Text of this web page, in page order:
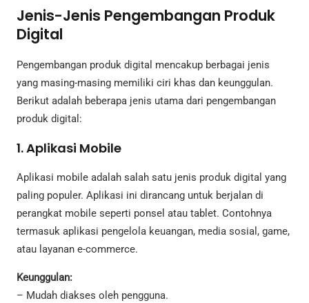
Jenis-Jenis Pengembangan Produk
Digital
Pengembangan produk digital mencakup berbagai jenis
yang masing-masing memiliki ciri khas dan keunggulan.
Berikut adalah beberapa jenis utama dari pengembangan
produk digital:
1. Aplikasi Mobile
Aplikasi mobile adalah salah satu jenis produk digital yang
paling populer. Aplikasi ini dirancang untuk berjalan di
perangkat mobile seperti ponsel atau tablet. Contohnya
termasuk aplikasi pengelola keuangan, media sosial, game,
atau layanan e-commerce.
Keunggulan:
– Mudah diakses oleh pengguna.